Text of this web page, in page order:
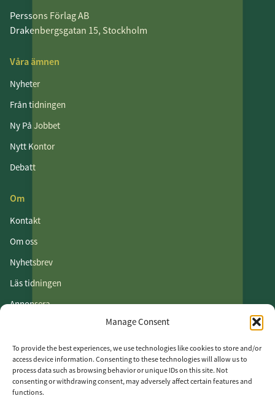
Manage Consent
To provide the best experiences, we use technologies like cookies to store and/or
access device information. Consenting to these technologies will allow us to
process data such as browsing behavior or unique IDs on this site. Not
consenting or withdrawing consent, may adversely affect certain features and
functions.
Perssons Förlag AB
Drakenbergsgatan 15, Stockholm
Våra ämnen
Nyheter
Från tidningen
Ny På Jobbet
Nytt Kontor
Debatt
Om
Kontakt
Om oss
Nyhetsbrev
Läs tidningen
Annonsera
Vår integritetspolicy
Följ oss
LinkedIn